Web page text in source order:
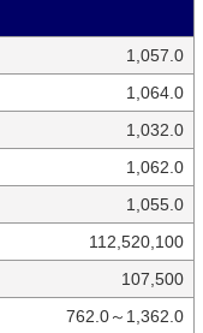
1,057.0
1,064.0
1,032.0
1,062.0
1,055.0
112,520,100
107,500
762.0～1,362.0